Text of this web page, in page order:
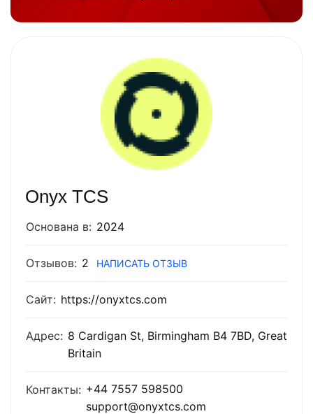
Onyx TCS
Основана в: 2024
Отзывов: 2 НАПИСАТЬ ОТЗЫВ
Сайт: https://onyxtcs.com
Адрес: 8 Cardigan St, Birmingham B4 7BD, Great
Britain
Контакты: +44 7557 598500
support@onyxtcs.com